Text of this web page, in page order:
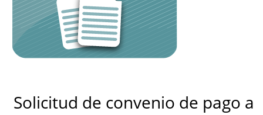
Solicitud de convenio de pago a